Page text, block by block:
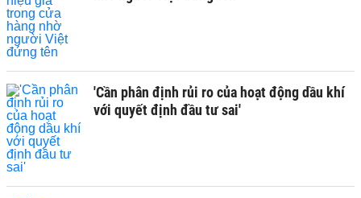
'Cần phân định rủi ro của hoạt động dầu khí
với quyết định đầu tư sai'